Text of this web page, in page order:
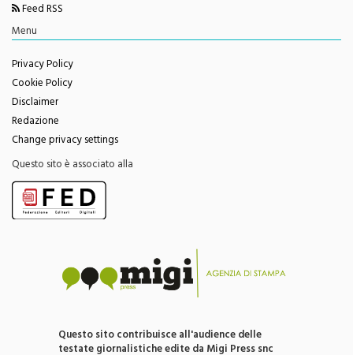
Menu
Privacy Policy
Cookie Policy
Disclaimer
Redazione
Change privacy settings
Questo sito è associato alla
testate giornalistiche edite da Migi Press snc